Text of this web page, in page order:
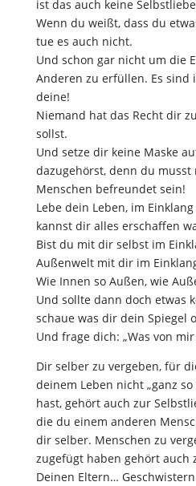
ist das auch keine
Wenn du weißt, dass du
tue es auch nicht.
Und schon gar nicht um die
Anderen zu erfüllen. Es sind
deine!
Niemand hat das Recht dir
sollst.
Und setze dir keine Maske
dazugehörst, denn du
Menschen befreundet sein!
Lebe dein Leben, im
kannst dir alles erschaffen
Bist du mit dir selbst im
Außenwelt mit dir im
Wie Innen so Außen, wie
Und sollte dann doch etwas
schaue was dir dein Spiegel
Und frage dich: „Was von
Dir selber zu vergeben, für
deinem Leben nicht „ganz
hast, gehört auch zur
die du einem anderen
dir selber. Menschen zu
zugefügt haben gehört auch
Deinen Eltern…